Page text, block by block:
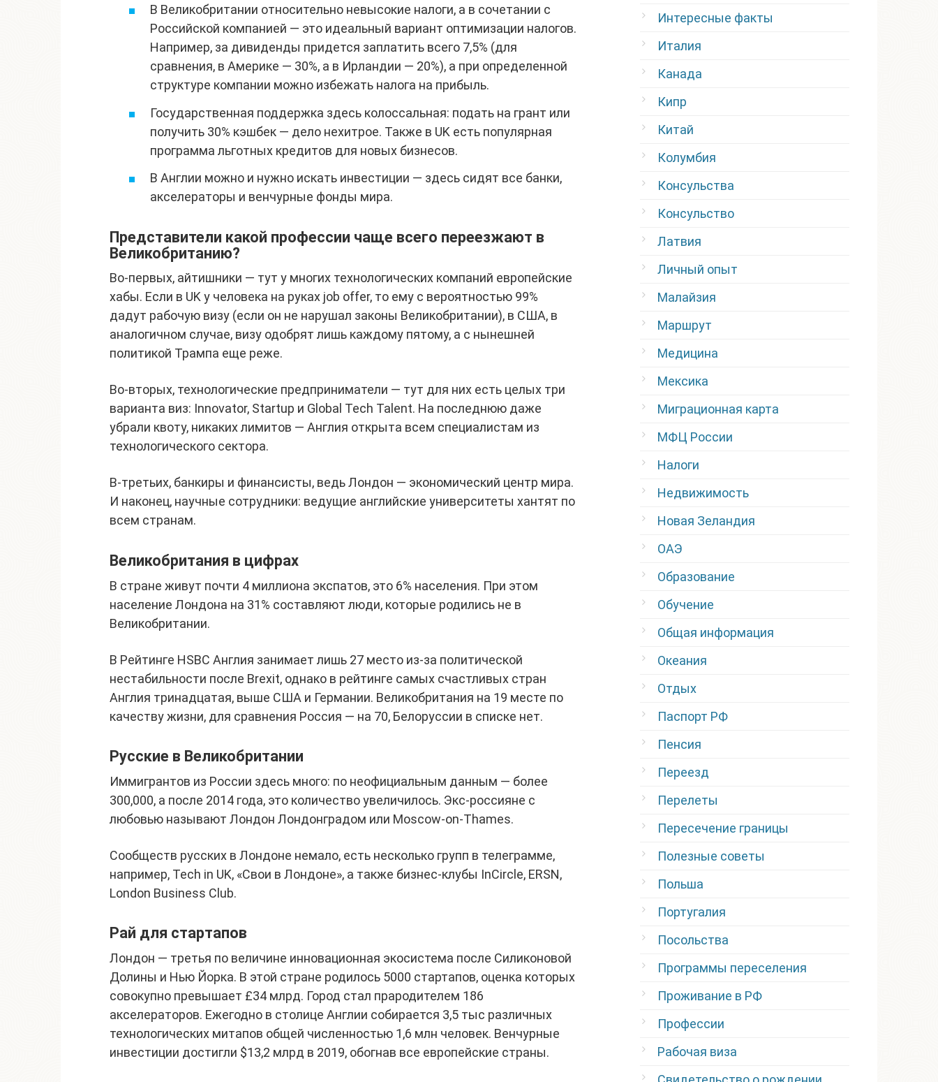
В Великобритании относительно невысокие налоги, а в сочетании с
Российской компанией — это идеальный вариант оптимизации налогов.
Например, за дивиденды придется заплатить всего 7,5% (для
сравнения, в Америке — 30%, а в Ирландии — 20%), а при определенной
структуре компании можно избежать налога на прибыль.
Государственная поддержка здесь колоссальная: подать на грант или
получить 30% кэшбек — дело нехитрое. Также в UK есть популярная
программа льготных кредитов для новых бизнесов.
В Англии можно и нужно искать инвестиции — здесь сидят все банки,
акселераторы и венчурные фонды мира.
Представители какой профессии чаще всего переезжают в
Великобританию?
Во-первых, айтишники — тут у многих технологических компаний европейские
хабы. Если в UK у человека на руках job offer, то ему с вероятностью 99%
дадут рабочую визу (если он не нарушал законы Великобритании), в США, в
аналогичном случае, визу одобрят лишь каждому пятому, а с нынешней
политикой Трампа еще реже.
Во-вторых, технологические предприниматели — тут для них есть целых три
варианта виз: Innovator, Startup и Global Tech Talent. На последнюю даже
убрали квоту, никаких лимитов — Англия открыта всем специалистам из
технологического сектора.
В-третьих, банкиры и финансисты, ведь Лондон — экономический центр мира.
И наконец, научные сотрудники: ведущие английские университеты хантят по
всем странам.
Великобритания в цифрах
В стране живут почти 4 миллиона экспатов, это 6% населения. При этом
население Лондона на 31% составляют люди, которые родились не в
Великобритании.
В Рейтинге HSBC Англия занимает лишь 27 место из-за политической
нестабильности после Brexit, однако в рейтинге самых счастливых стран
Англия тринадцатая, выше США и Германии. Великобритания на 19 месте по
качеству жизни, для сравнения Россия — на 70, Белоруссии в списке нет.
Русские в Великобритании
Иммигрантов из России здесь много: по неофициальным данным — более
300,000, а после 2014 года, это количество увеличилось. Экс-россияне с
любовью называют Лондон Лондонградом или Moscow-on-Thames.
Сообществ русских в Лондоне немало, есть несколько групп в телеграмме,
например, Tech in UK, «Свои в Лондоне», а также бизнес-клубы InCircle, ERSN,
London Business Club.
Рай для стартапов
Лондон — третья по величине инновационная экосистема после Силиконовой
Долины и Нью Йорка. В этой стране родилось 5000 стартапов, оценка которых
совокупно превышает £34 млрд. Город стал прародителем 186
акселераторов. Ежегодно в столице Англии собирается 3,5 тыс различных
технологических митапов общей численностью 1,6 млн человек. Венчурные
инвестиции достигли $13,2 млрд в 2019, обогнав все европейские страны.
Интересные факты
Италия
Канада
Кипр
Китай
Колумбия
Консульства
Консульство
Латвия
Личный опыт
Малайзия
Маршрут
Медицина
Мексика
Миграционная карта
МФЦ России
Налоги
Недвижимость
Новая Зеландия
ОАЭ
Образование
Обучение
Общая информация
Океания
Отдых
Паспорт РФ
Пенсия
Переезд
Перелеты
Пересечение границы
Полезные советы
Польша
Португалия
Посольства
Программы переселения
Проживание в РФ
Профессии
Рабочая виза